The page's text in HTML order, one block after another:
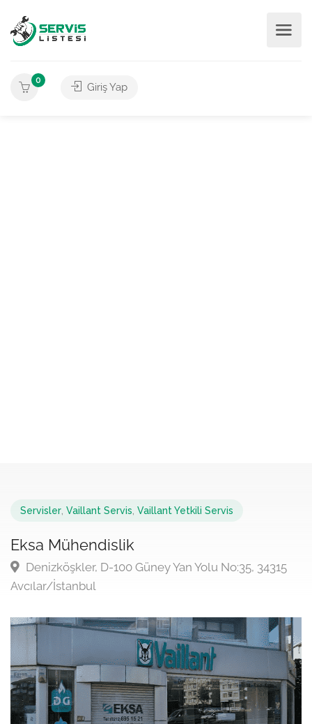
0
Giriş Yap
Servisler Vaillant Servis Vaillant Yetkili Servis
Eksa Mühendislik
Denizköşkler, D-100 Güney Yan Yolu No:35, 34315
Avcılar/İstanbul